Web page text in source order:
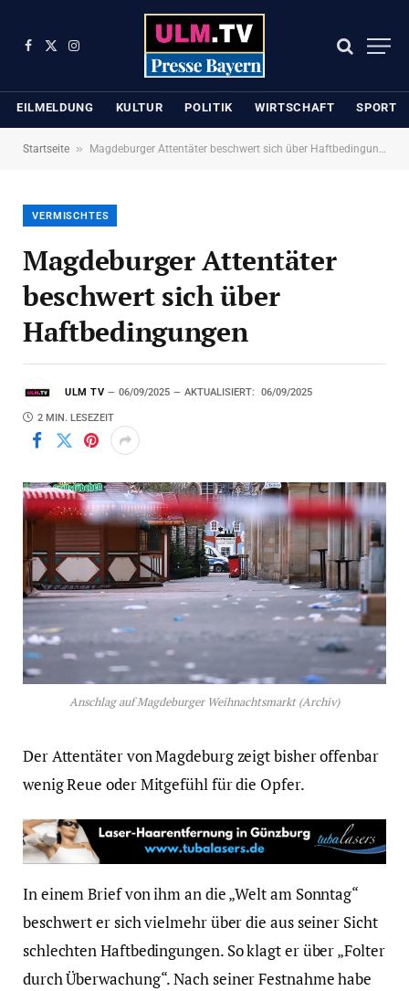
Facebook
X
Instagram
EILMELDUNG KULTUR POLITIK WIRTSCHAFT SPORT
Startseite » Magdeburger Attentäter beschwert sich über Haftbedingungen
VERMISCHTES
Magdeburger Attentäter
beschwert sich über
Haftbedingungen
ULM TV 06/09/2025 AKTUALISIERT: 06/09/2025
2 MIN. LESEZEIT
Anschlag auf Magdeburger Weihnachtsmarkt (Archiv)
Der Attentäter von Magdeburg zeigt bisher offenbar
wenig Reue oder Mitgefühl für die Opfer.
In einem Brief von ihm an die „Welt am Sonntag“
beschwert er sich vielmehr über die aus seiner Sicht
schlechten Haftbedingungen. So klagt er über „Folter
durch Überwachung“. Nach seiner Festnahme habe